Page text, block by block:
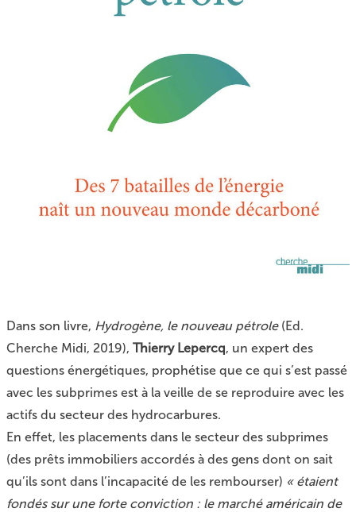
Dans son livre, Hydrogène, le nouveau pétrole(Ed.
Cherche Midi, 2019), Thierry Lepercq, un expert des
questions énergétiques, prophétise que ce qui s’est passé
avec les subprimes est à la veille de se reproduire avec les
actifs du secteur des hydrocarbures.
En effet, les placements dans le secteur des subprimes
(des prêts immobiliers accordés à des gens dont on sait
qu’ils sont dans l’incapacité de les rembourser) « étaient
fondés sur une forte conviction : le marché américain de